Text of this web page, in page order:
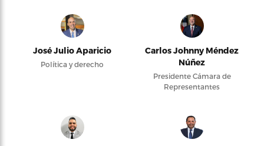
José Julio Aparicio
Política y derecho
Carlos Johnny Méndez
Núñez
Presidente Cámara de
Representantes